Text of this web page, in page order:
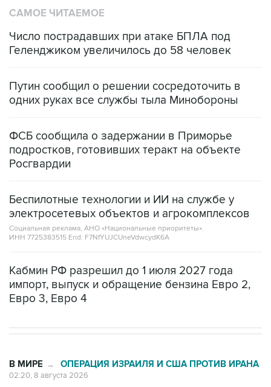
САМОЕ ЧИТАЕМОЕ
Число пострадавших при атаке БПЛА под
Геленджиком увеличилось до 58 человек
Путин сообщил о решении сосредоточить в
одних руках все службы тыла Минобороны
ФСБ сообщила о задержании в Приморье
подростков, готовивших теракт на объекте
Росгвардии
Беспилотные технологии и ИИ на службе у
электросетевых объектов и агрокомплексов
Социальная реклама, АНО «Национальные приоритеты».
ИНН 7725383515 Erid: F7NfYUJCUneVdwcydK6A
Кабмин РФ разрешил до 1 июля 2027 года
импорт, выпуск и обращение бензина Евро 2,
Евро 3, Евро 4
В МИРЕ → ОПЕРАЦИЯ ИЗРАИЛЯ И США ПРОТИВ ИРАНА
02:20, 8 августа 2026